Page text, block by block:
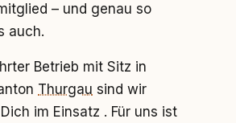
– und genau so
auch.
Betrieb mit Sitz in
Thurgau sind wir
im Einsatz . Für uns ist